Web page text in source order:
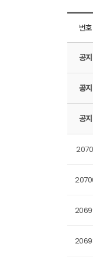
번호
공지
공지
공지